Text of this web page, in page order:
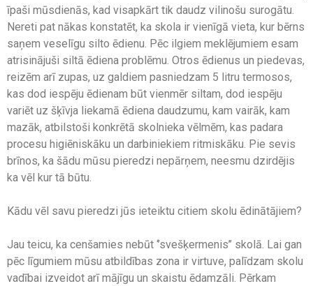
īpaši mūsdienās, kad visapkārt tik daudz vilinošu surogātu.
Nereti pat nākas konstatēt, ka skola ir vienīgā vieta, kur bērns
saņem veselīgu silto ēdienu. Pēc ilgiem meklējumiem esam
atrisinājuši siltā ēdiena problēmu. Otros ēdienus un piedevas,
reizēm arī zupas, uz galdiem pasniedzam 5 litru termosos,
kas dod iespēju ēdienam būt vienmēr siltam, dod iespēju
variēt uz šķīvja liekamā ēdiena daudzumu, kam vairāk, kam
mazāk, atbilstoši konkrētā skolnieka vēlmēm, kas padara
procesu higiēniskāku un darbiniekiem ritmiskāku. Pie sevis
brīnos, ka šādu mūsu pieredzi nepārņem, neesmu dzirdējis
ka vēl kur tā būtu.
Kādu vēl savu pieredzi jūs ieteiktu citiem skolu ēdinātājiem?
Jau teicu, ka cenšamies nebūt ‘’svešķermenis’’ skolā. Lai gan
pēc līgumiem mūsu atbildības zona ir virtuve, palīdzam skolu
vadībai izveidot arī mājīgu un skaistu ēdamzāli. Pērkam